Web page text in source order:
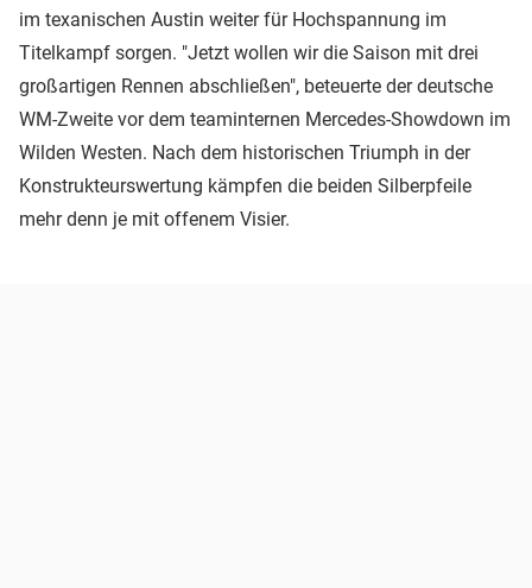
im texanischen Austin weiter für Hochspannung im
Titelkampf sorgen. "Jetzt wollen wir die Saison mit drei
großartigen Rennen abschließen", beteuerte der deutsche
WM-Zweite vor dem teaminternen Mercedes-Showdown im
Wilden Westen. Nach dem historischen Triumph in der
Konstrukteurswertung kämpfen die beiden Silberpfeile
mehr denn je mit offenem Visier.